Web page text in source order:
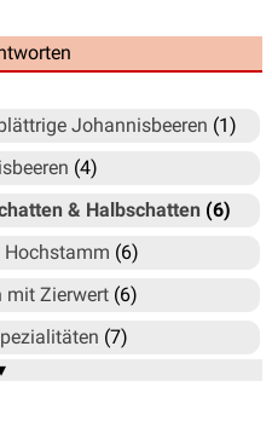
Johannisbeeren (1)
(4)
& Halbschatten (6)
(6)
mit Zierwert(6)
(7)